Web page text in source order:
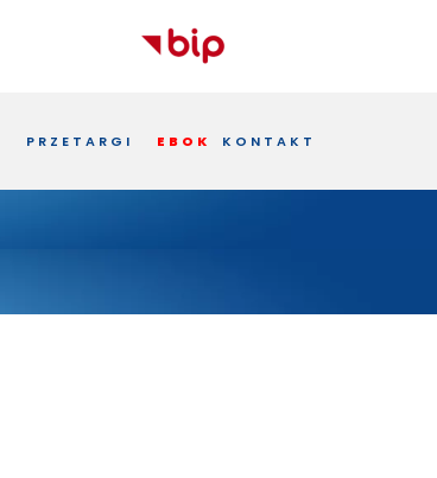
PRZETARGI EBOK KONTAKT